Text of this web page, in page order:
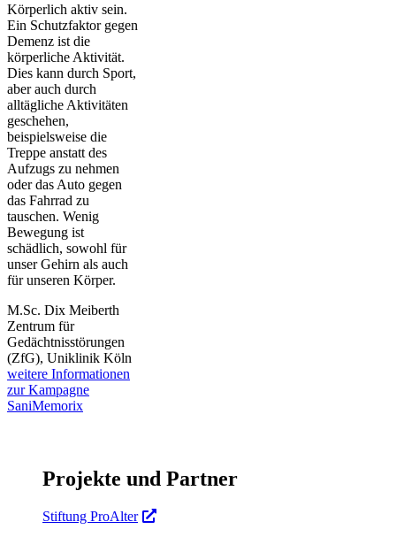
Körperlich aktiv sein.
Ein Schutzfaktor gegen
Demenz ist die
körperliche Aktivität.
Dies kann durch Sport,
aber auch durch
alltägliche Aktivitäten
geschehen,
beispielsweise die
Treppe anstatt des
Aufzugs zu nehmen
oder das Auto gegen
das Fahrrad zu
tauschen. Wenig
Bewegung ist
schädlich, sowohl für
unser Gehirn als auch
für unseren Körper.
M.Sc. Dix Meiberth
Zentrum für
Gedächtnisstörungen
(ZfG), Uniklinik Köln
weitere Informationen
zur Kampagne
SaniMemorix
Projekte und Partner
Stiftung ProAlter